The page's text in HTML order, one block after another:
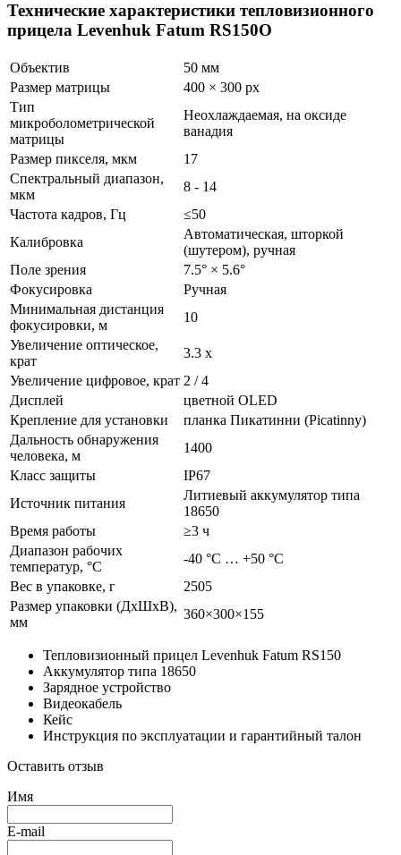
Технические характеристики тепловизионного
прицела Levenhuk Fatum RS150О
Объектив
50 мм
Размер матрицы
400 × 300 px
Тип
микроболометрической
матрицы
Неохлаждаемая, на оксиде
ванадия
Размер пикселя, мкм
17
Спектральный диапазон,
мкм
8 - 14
Частота кадров, Гц
≤50
Калибровка
Автоматическая, шторкой
(шутером), ручная
Поле зрения
7.5° × 5.6°
Фокусировка
Ручная
Минимальная дистанция
фокусировки, м
10
Увеличение оптическое,
крат
3.3 х
Увеличение цифровое, крат 2 / 4
Дисплей
цветной OLED
Крепление для установки
планка Пикатинни (Picatinny)
Дальность обнаружения
человека, м
1400
Класс защиты
IP67
Источник питания
Литиевый аккумулятор типа
18650
Время работы
≥3 ч
Диапазон рабочих
температур, °C
-40 °C … +50 °C
Вес в упаковке, г
2505
Размер упаковки (ДхШхВ),
мм
360×300×155
Тепловизионный прицел Levenhuk Fatum RS150
Аккумулятор типа 18650
Зарядное устройство
Видеокабель
Кейс
Инструкция по эксплуатации и гарантийный талон
Оставить отзыв
Имя
E-mail